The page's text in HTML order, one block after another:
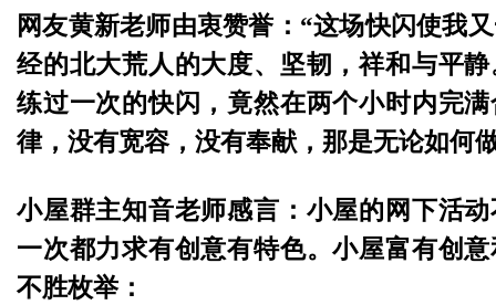
网友黄新老师由衷赞誉：“这场快闪使我
经的北大荒人的大度、坚韧，祥和与平
练过一次的快闪，竟然在两个小时内完
律，没有宽容，没有奉献，那是无论如何
小屋群主知音老师感言：小屋的网下活
一次都力求有创意有特色。小屋富有创
不胜枚举：